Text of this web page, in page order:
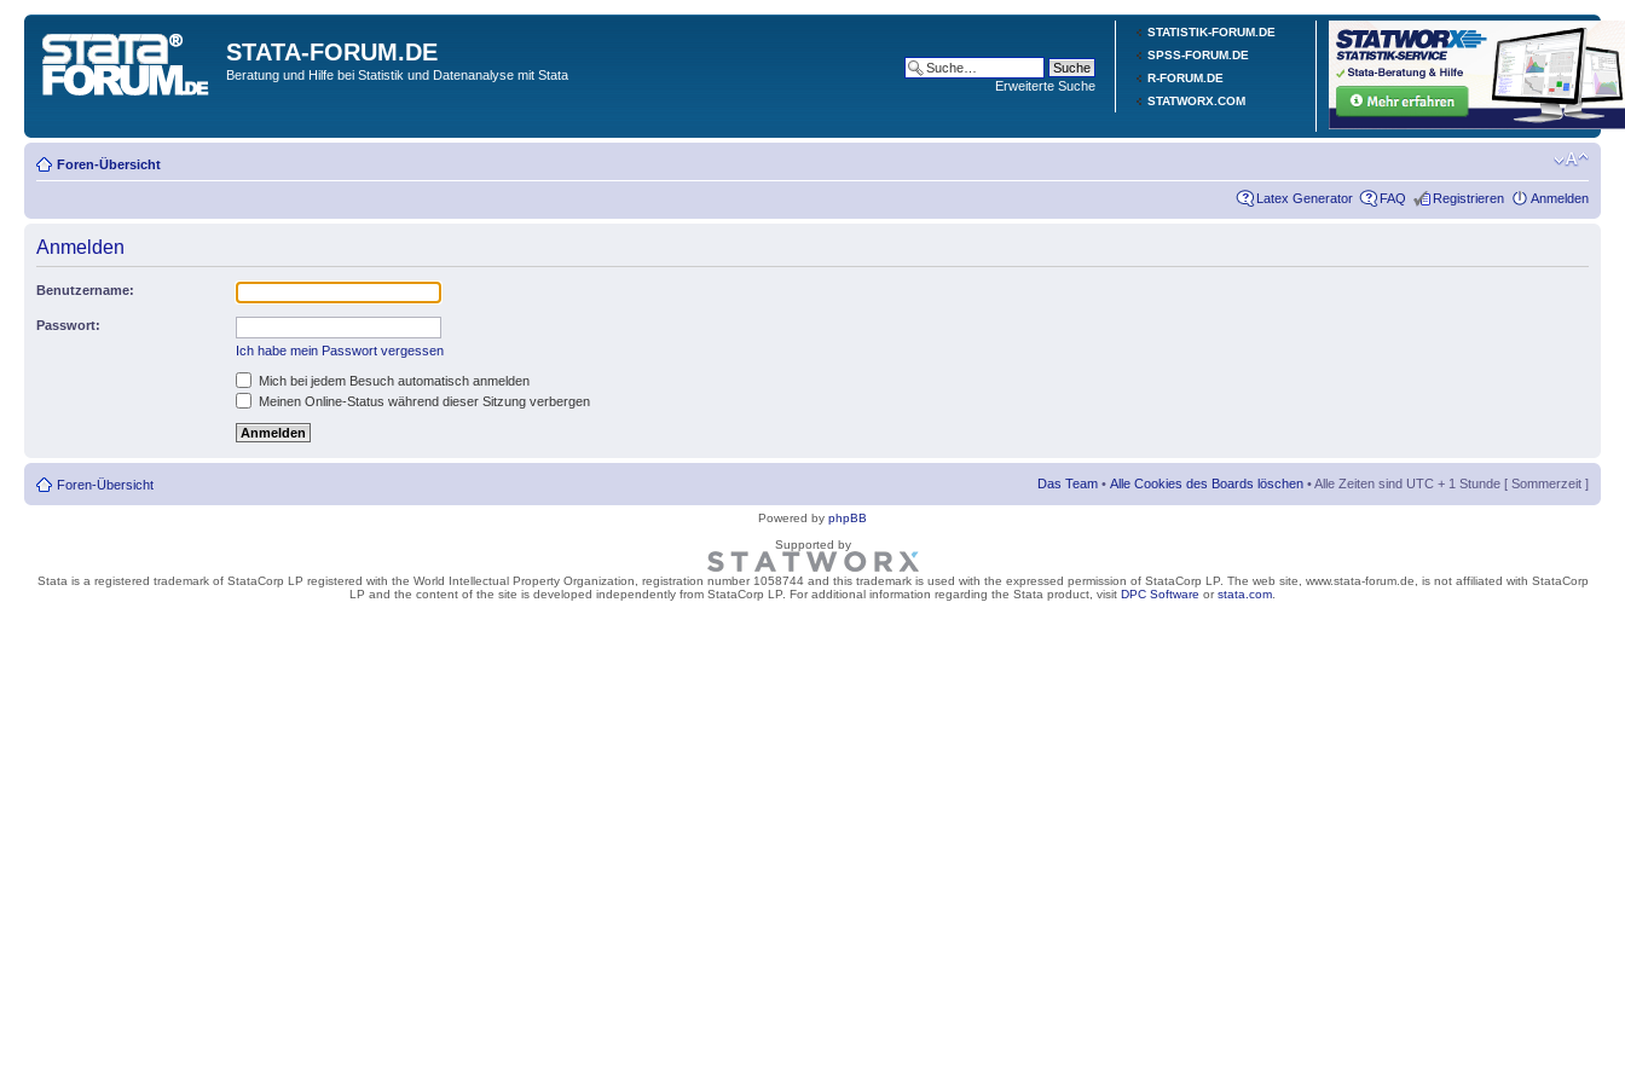
STATISTIK-FORUM.DE
SPSS-FORUM.DE
R-FORUM.DE
STATWORX.COM
STATA-FORUM.DE
Beratung und Hilfe bei Statistik und Datenanalyse mit Stata
Erweiterte Suche
Foren-Übersicht
Latex Generator FAQ Registrieren Anmelden
Anmelden
Benutzername:
Passwort:
Ich habe mein Passwort vergessen
Mich bei jedem Besuch automatisch anmelden
Meinen Online-Status während dieser Sitzung verbergen
Foren-Übersicht Das Team • Alle Cookies des Boards löschen • Alle Zeiten sind UTC + 1 Stunde [ Sommerzeit ]
Powered by phpBB
Supported by
Stata is a registered trademark of StataCorp LP registered with the World Intellectual Property Organization, registration number 1058744 and this trademark is used with the expressed permission of StataCorp LP. The web site, www.stata-forum.de, is not affiliated with StataCorp
LP and the content of the site is developed independently from StataCorp LP. For additional information regarding the Stata product, visit DPC Software orstata.com